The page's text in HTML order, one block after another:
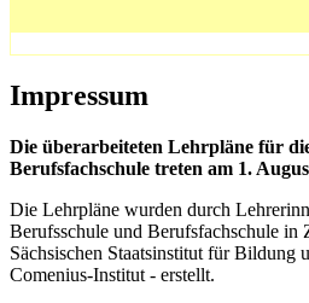
Impressum
Die überarbeiteten Lehrpläne für
Berufsfachschule treten am 1.
Die Lehrpläne wurden durch
Berufsschule und Berufsfachschule in
Sächsischen Staatsinstitut für Bildung
Comenius-Institut - erstellt.